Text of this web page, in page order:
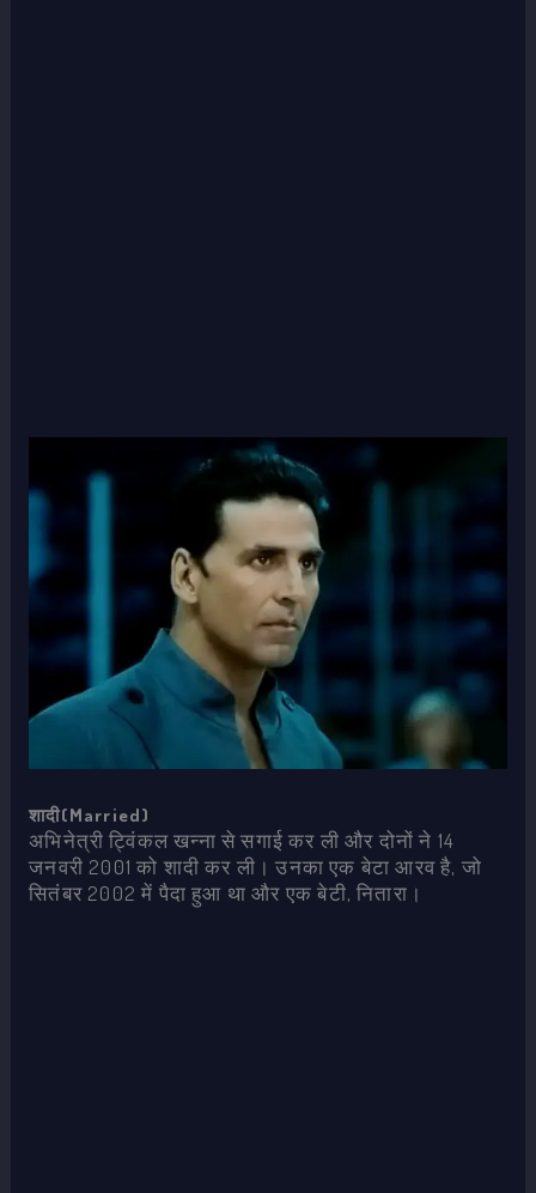
शादी(Married)
अभिनेत्री ट्विंकल खन्ना से सगाई कर ली और दोनों ने 14
जनवरी 2001 को शादी कर ली। उनका एक बेटा आरव है, जो
सितंबर 2002 में पैदा हुआ था और एक बेटी, नितारा।